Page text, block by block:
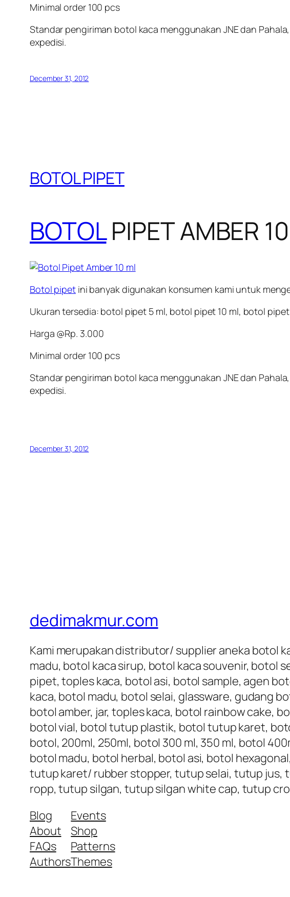
Minimal order 100 pcs
Standar pengiriman botol kaca menggunakan JNE dan
expedisi.
December 31, 2012
BOTOL PIPET
BOTOLPIPET AMBER
Botol pipetini banyak digunakan konsumen kami untuk
Ukuran tersedia: botol pipet 5 ml, botol pipet 10 ml, botol
Harga @Rp. 3.000
Minimal order 100 pcs
Standar pengiriman botol kaca menggunakan JNE dan
expedisi.
December 31, 2012
dedimakmur.com
Kami merupakan distributor/ supplier aneka botol
madu, botol kaca sirup, botol kaca souvenir, botol
pipet, toples kaca, botol asi, botol sample, agen
kaca, botol madu, botol selai, glassware, gudang
botol amber, jar, toples kaca, botol rainbow cake,
botol vial, botol tutup plastik, botol tutup karet,
botol, 200ml, 250ml, botol 300 ml, 350 ml, botol
botol madu, botol herbal, botol asi, botol
tutup karet/ rubber stopper, tutup selai, tutup jus,
ropp, tutup silgan, tutup silgan white cap, tutup
Blog
About
FAQs
Authors
Events
Shop
Patterns
Themes